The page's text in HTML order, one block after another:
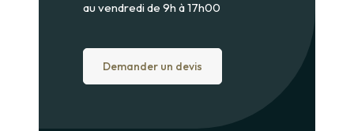
au vendredi de 9h à 17h00
Demander un devis